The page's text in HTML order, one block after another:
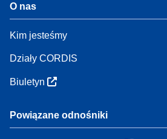
O nas
Kim jesteśmy
Działy CORDIS
Biuletyn
Powiązane odnośniki